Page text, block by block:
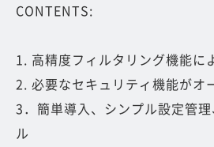
CONTENTS:
1. 高精度フィルタリング機能に
2. 必要なセキュリティ機能がオ
3．簡単導入、シンプル設定管
ル